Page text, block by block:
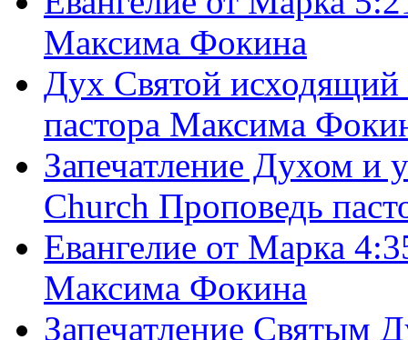
Максима Фокина
Дух Святой
пастора Максима
Запечатление Духом и
Church Проповедь
Евангелие от Марка
Максима Фокина
Запечатление Святым